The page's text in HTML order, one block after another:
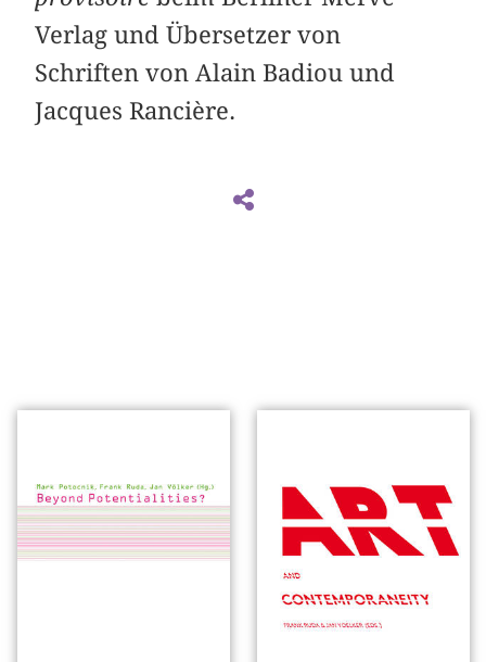
Verlag und Übersetzer von
Schriften von Alain Badiou und
Jacques Rancière.